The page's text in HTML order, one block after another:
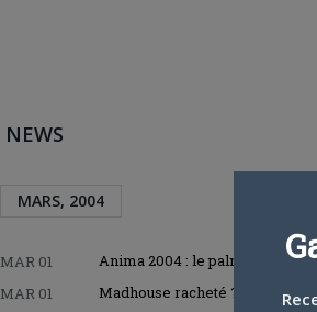
NEWS
MARS, 2004
MAR 01
Anima 2004 : le palmares
MAR 01
Madhouse racheté ?